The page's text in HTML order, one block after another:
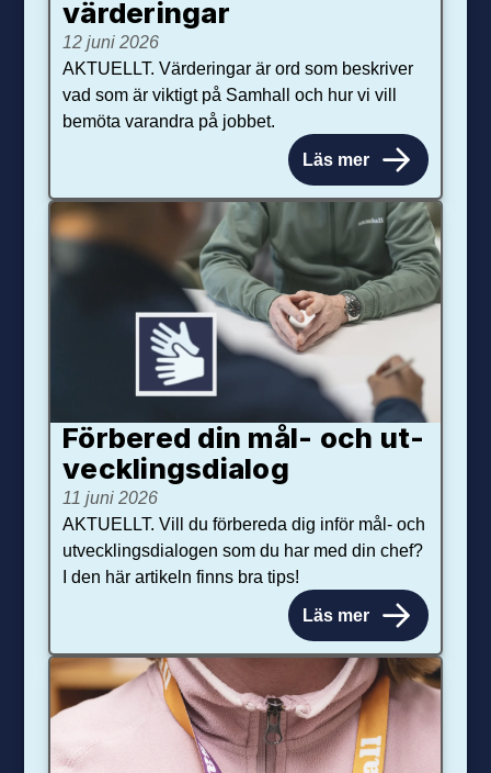
värdering­ar
12 juni 2026
AKTUELLT. Värderingar är ord som beskriver
vad som är viktigt på Samhall och hur vi vill
bemöta varandra på jobbet.
Läs mer
Förbered din mål- och ut­
veck­lings­dialog
11 juni 2026
AKTUELLT. Vill du förbereda dig inför mål- och
utvecklingsdialogen som du har med din chef?
I den här artikeln finns bra tips!
Läs mer